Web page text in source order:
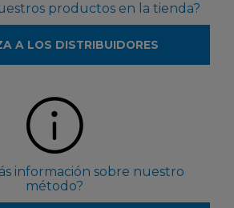
productos en la tienda?
A LOS DISTRIBUIDORES
información sobre nuestro
método?